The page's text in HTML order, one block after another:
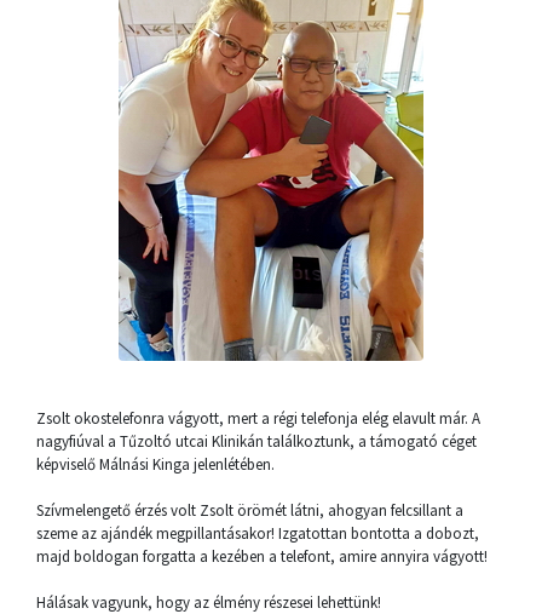
Zsolt okostelefonra vágyott, mert a régi telefonja elég elavult már. A
nagyfiúval a Tűzoltó utcai Klinikán találkoztunk, a támogató céget
képviselő Málnási Kinga jelenlétében.
Szívmelengető érzés volt Zsolt örömét látni, ahogyan felcsillant a
szeme az ajándék megpillantásakor! Izgatottan bontotta a dobozt,
majd boldogan forgatta a kezében a telefont, amire annyira vágyott!
Hálásak vagyunk, hogy az élmény részesei lehettünk!